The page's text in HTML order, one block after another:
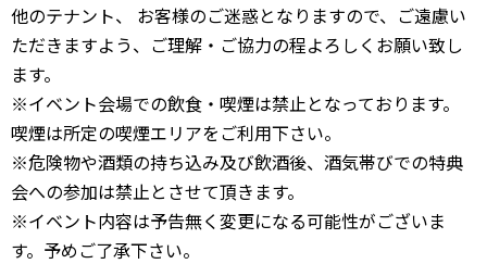
他のテナント、 お客様のご迷惑となりますので、ご遠慮い
ただきますよう、ご理解・ご協力の程よろしくお願い致し
ます。
※イベント会場での飲食・喫煙は禁止となっております。
喫煙は所定の喫煙エリアをご利用下さい。
※危険物や酒類の持ち込み及び飲酒後、酒気帯びでの特典
会への参加は禁止とさせて頂きます。
※イベント内容は予告無く変更になる可能性がございま
す。予めご了承下さい。